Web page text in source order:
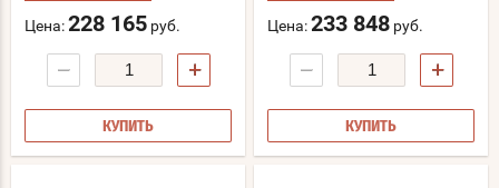
Цена:228 165 руб.
− +
КУПИТЬ
Цена:233 848 руб.
− +
КУПИТЬ